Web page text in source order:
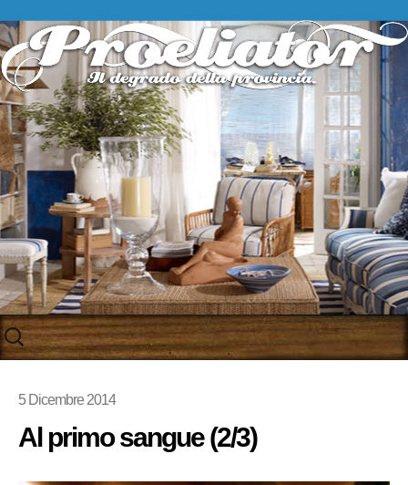
Skip
to
content
5 Dicembre 2014
Al primo sangue (2/3)